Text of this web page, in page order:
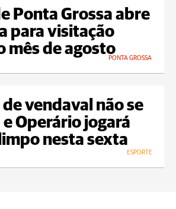
Ponta Grossa abre
para visitação
mês de agosto
PONTA GROSSA
de vendaval não se
Operário jogará
nesta sexta
ESPORTE